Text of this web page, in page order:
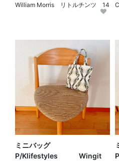
William Morris リトルチンツ 14
ミニバッグ
P/Klifestyles Wingit